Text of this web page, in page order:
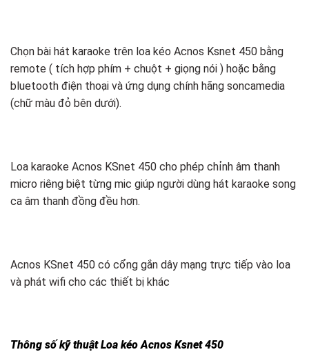
Chọn bài hát karaoke trên loa kéo Acnos Ksnet 450 bằng
remote ( tích hợp phím + chuột + giọng nói ) hoặc bằng
bluetooth điện thoại và ứng dụng chính hãng soncamedia
(chữ màu đỏ bên dưới).
Loa karaoke Acnos KSnet 450 cho phép chỉnh âm thanh
micro riêng biệt từng mic giúp người dùng hát karaoke song
ca âm thanh đồng đều hơn.
Acnos KSnet 450 có cổng gắn dây mạng trực tiếp vào loa
và phát wifi cho các thiết bị khác
Thông số kỹ thuật Loa kéo Acnos Ksnet 450